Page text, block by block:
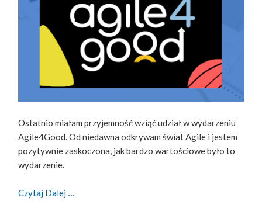
Ostatnio miałam przyjemność wziąć udział w wydarzeniu
Agile4Good. Od niedawna odkrywam świat Agile i jestem
pozytywnie zaskoczona, jak bardzo wartościowe było to
wydarzenie.
Czytaj Dalej